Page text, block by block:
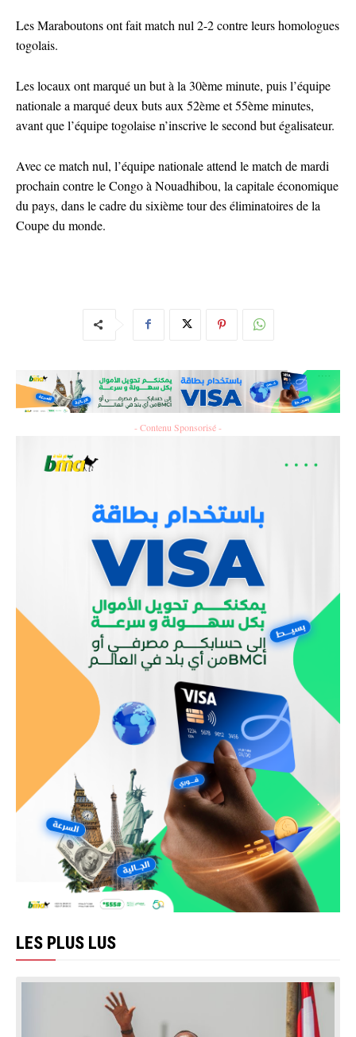
Les Maraboutons ont fait match nul 2-2 contre leurs homologues
togolais.
Les locaux ont marqué un but à la 30ème minute, puis l’équipe
nationale a marqué deux buts aux 52ème et 55ème minutes,
avant que l’équipe togolaise n’inscrive le second but égalisateur.
Avec ce match nul, l’équipe nationale attend le match de mardi
prochain contre le Congo à Nouadhibou, la capitale économique
du pays, dans le cadre du sixième tour des éliminatoires de la
Coupe du monde.
- Contenu Sponsorisé -
LES PLUS LUS